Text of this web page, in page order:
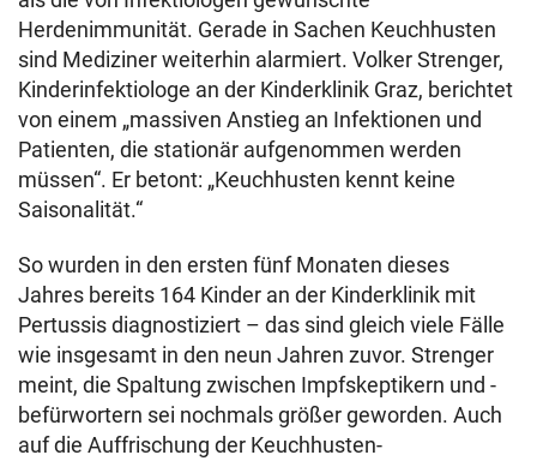
Herdenimmunität. Gerade in Sachen Keuchhusten
sind Mediziner weiterhin alarmiert. Volker Strenger,
Kinderinfektiologe an der Kinderklinik Graz, berichtet
von einem „massiven Anstieg an Infektionen und
Patienten, die stationär aufgenommen werden
müssen“. Er betont: „Keuchhusten kennt keine
Saisonalität.“
So wurden in den ersten fünf Monaten dieses
Jahres bereits 164 Kinder an der Kinderklinik mit
Pertussis diagnostiziert – das sind gleich viele Fälle
wie insgesamt in den neun Jahren zuvor. Strenger
meint, die Spaltung zwischen Impfskeptikern und -
befürwortern sei nochmals größer geworden. Auch
auf die Auffrischung der Keuchhusten-